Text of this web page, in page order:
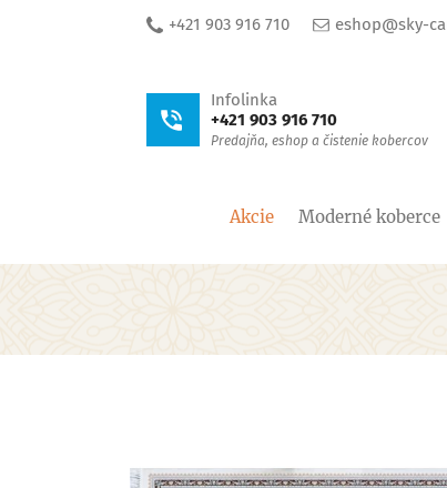
+421 903 916 710 eshop@sky-
Infolinka
+421 903 916 710
Predajňa, eshop a čistenie kobercov
Akcie Moderné koberce